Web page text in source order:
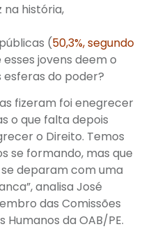
na história,
públicas (50,3%, segundo
esses jovens deem o
esferas do poder?
fizeram foi enegrecer
o que falta depois
o Direito. Temos
se formando, mas que
deparam com uma
analisa José
das Comissões
Humanos da OAB/PE.